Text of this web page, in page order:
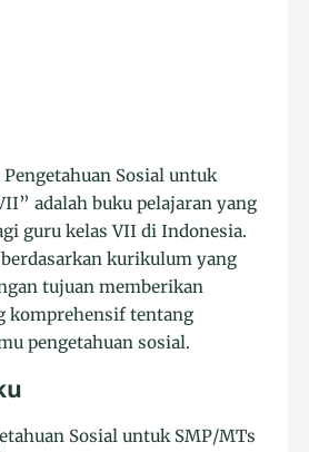
Sosial untuk
adalah buku pelajaran yang
guru kelas VII di Indonesia.
kurikulum yang
tujuan memberikan
komprehensif tentang
pengetahuan sosial.
Sosial untuk SMP/MTs